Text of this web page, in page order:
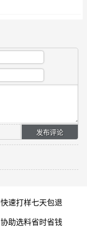
快速打样七天包退
协助选料省时省钱